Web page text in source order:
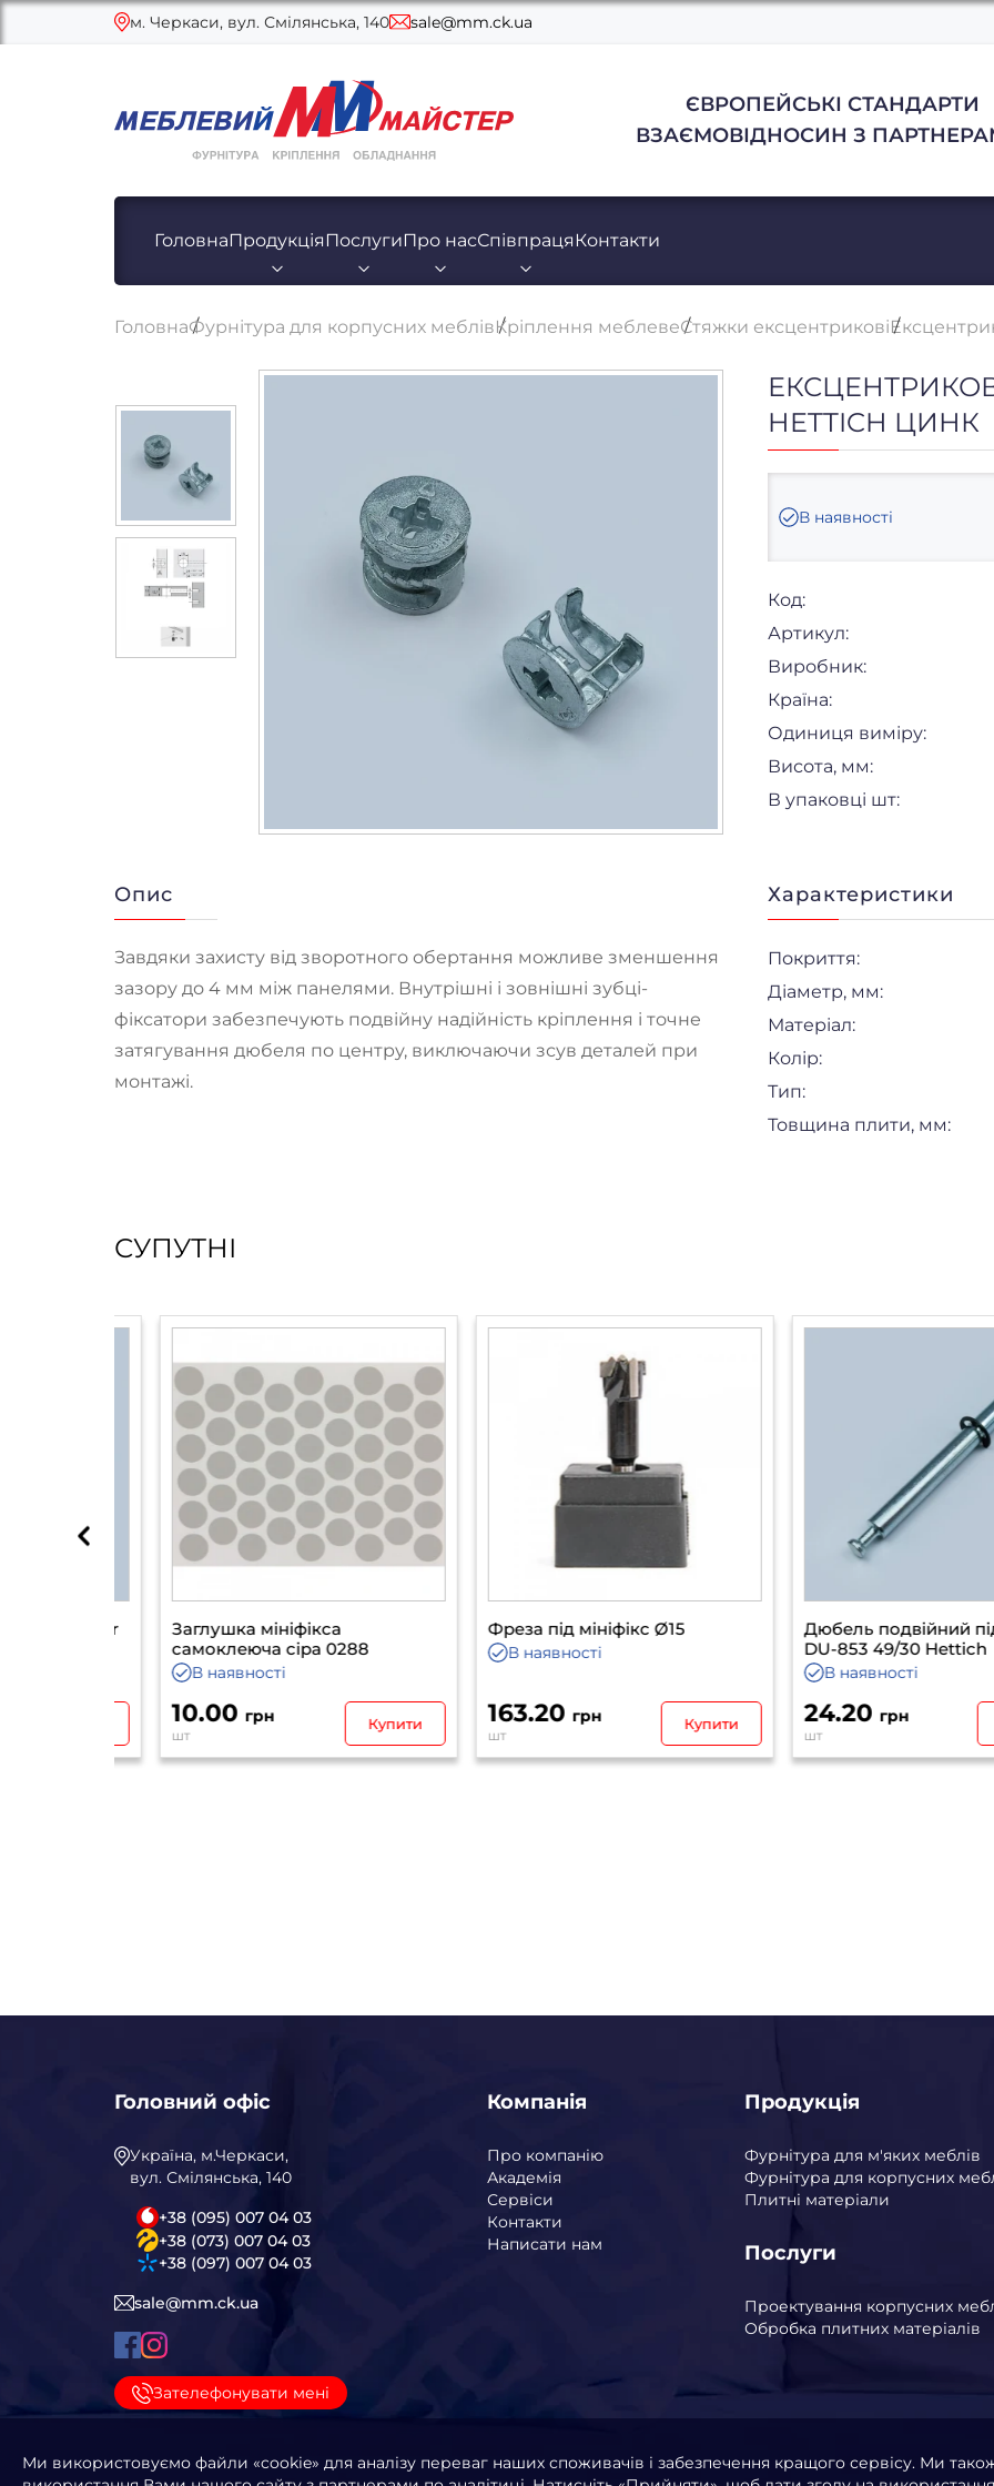
м. Черкаси, вул. Смілянська, 140 sale@mm.ck.ua
ЄВРОПЕЙСЬКІ СТАНДАРТИ
ВЗАЄМОВІДНОСИН З
ГоловнаПродукція ПослугиПро насСпівпраця Контакти
ГоловнаФурнітура для корпусних меблівКріплення меблевеСтяжки ексцентрикові
HETTICH ЦИНК
В наявності
Код:
Артикул:
Виробник:
Країна:
Одиниця виміру:
Висота, мм:
В упаковці шт:
Опис
Завдяки захисту від зворотного обертання можливе зменшення
зазору до 4 мм між панелями. Внутрішні і зовнішні зубці-
фіксатори забезпечують подвійну надійність кріплення і точне
затягування дюбеля по центру, виключаючи зсув деталей при
монтажі.
Характеристики
Покриття:
Діаметр, мм:
Матеріал:
Колір:
Тип:
Товщина плити, мм:
СУПУТНІ
Заглушка мініфікса
самоклеюча сіра 0288
В наявності
10.00грн Купити
Фреза під мініфікс Ø15
В наявності
163.20грн Купити
Дюбель подвійний під
DU-853 49/30 Hettich
В наявності
24.20грн
Головний офіс
Україна, м.Черкаси,
вул. Смілянська, 140
+38 (095) 007 04 03
+38 (073) 007 04 03
+38 (097) 007 04 03
sale@mm.ck.ua
Зателефонувати мені
Компанія
Про компанію
Академія
Сервіси
Контакти
Написати нам
Продукція
Фурнітура для м'яких меблів
Фурнітура для корпусних
Плитні матеріали
Послуги
Проектування корпусних
Обробка плитних матеріалів
Ми використовуємо файли «cookie» для аналізу переваг наших споживачів і забезпечення кращого сервісу. Ми